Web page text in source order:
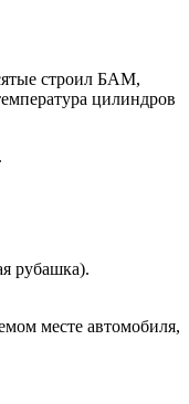
строил БАМ,
цилиндров
рубашка).
месте автомобиля,